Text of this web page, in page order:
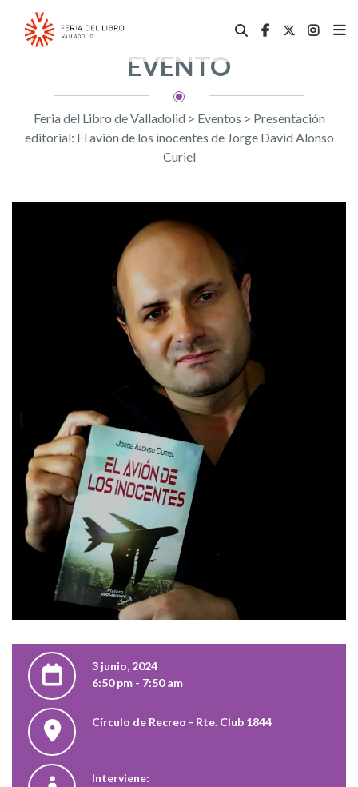
EVENTO
Feria del Libro de Valladolid > Eventos > Presentación
editorial: El avión de los inocentes de Jorge David Alonso
Curiel
3 junio, 2024
6:50 pm - 7:50 am
Círculo de Recreo - Rte. Club 1844
Interviene: